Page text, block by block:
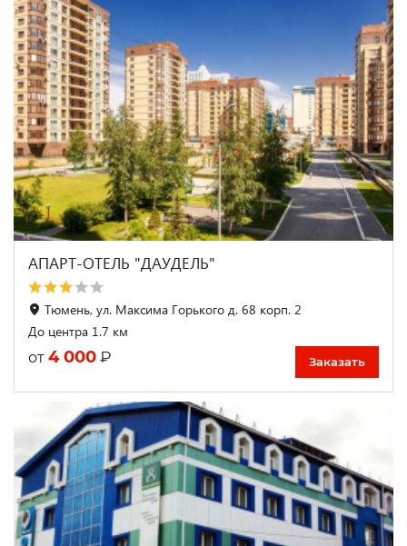
АПАРТ-ОТЕЛЬ "ДАУДЕЛЬ"
Тюмень, ул. Максима Горького д. 68 корп. 2
До центра 1.7 км
от 4 000 ₽ Заказать